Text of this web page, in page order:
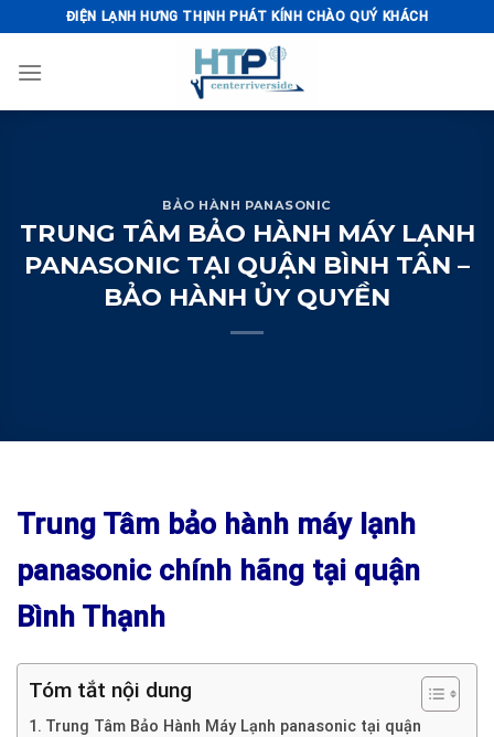
to
content
ĐIỆN LẠNH HƯNG THỊNH PHÁT KÍNH CHÀO QUÝ KHÁCH
BẢO HÀNH PANASONIC
TRUNG TÂM BẢO HÀNH MÁY LẠNH
PANASONIC TẠI QUẬN BÌNH TÂN –
BẢO HÀNH ỦY QUYỀN
Trung Tâm bảo hành máy lạnh
panasonic chính hãng tại quận
Bình Thạnh
Tóm tắt nội dung
Trung Tâm Bảo Hành Máy Lạnh panasonic tại quận